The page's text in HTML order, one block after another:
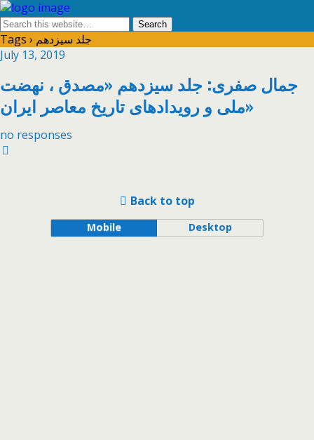
Tags › جلد سیزدهم
July 13, 2019
جمال صفری: جلد سیزدهم «مصدق ، نهضت
ملی و رویدادهای تاریخ معاصر ایران»
no responses
Back to top
Mobile Desktop